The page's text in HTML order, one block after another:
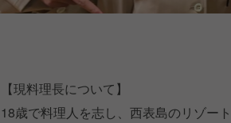
【現料理長について】
18歳で料理人を志し、西表島のリゾート